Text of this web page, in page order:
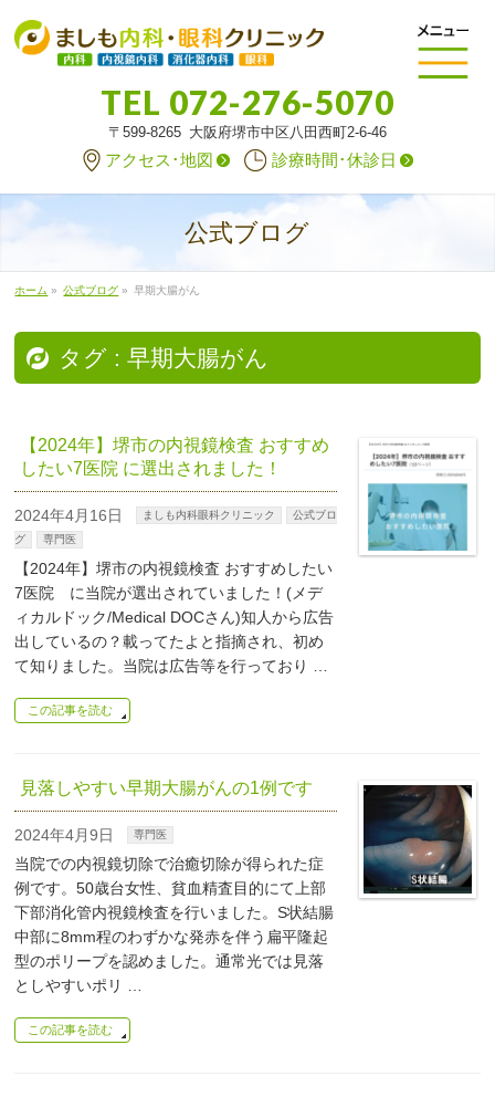
TEL 072-276-5070
〒599-8265 大阪府堺市中区八田西町2-6-46
アクセス･地図 診療時間･休診日
公式ブログ
ホーム » 公式ブログ » 早期大腸がん
タグ : 早期大腸がん
【2024年】堺市の内視鏡検査 おすすめ
したい7医院 に選出されました！
2024年4月16日 ましも内科眼科クリニック
公式ブロ
グ
専門医
【2024年】堺市の内視鏡検査 おすすめしたい
7医院 に当院が選出されていました！(メデ
ィカルドック/Medical DOCさん)知人から広告
出しているの？載ってたよと指摘され、初め
て知りました。当院は広告等を行っており …
この記事を読む
見落しやすい早期大腸がんの1例です
2024年4月9日 専門医
当院での内視鏡切除で治癒切除が得られた症
例です。50歳台女性、貧血精査目的にて上部
下部消化管内視鏡検査を行いました。S状結腸
中部に8mm程のわずかな発赤を伴う扁平隆起
型のポリープを認めました。通常光では見落
としやすいポリ …
この記事を読む